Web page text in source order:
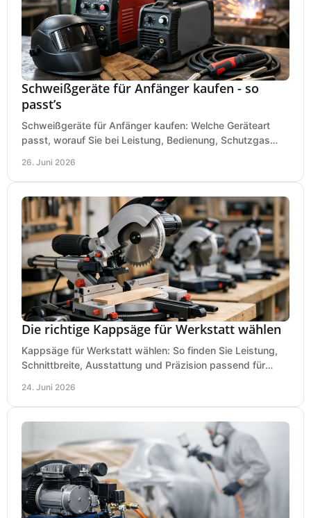
Schweißgeräte für Anfänger kaufen - so
passt’s
Schweißgeräte für Anfänger kaufen: Welche Geräteart
passt, worauf Sie bei Leistung, Bedienung, Schutzgas
26. Juni 2026
Die richtige Kappsäge für Werkstatt wählen
Kappsäge für Werkstatt wählen: So finden Sie Leistung,
Schnittbreite, Ausstattung und Präzision passend für
24. Juni 2026